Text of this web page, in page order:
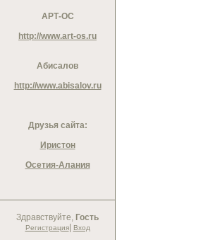
АРТ-ОС
http://www.art-os.ru
Абисалов
http://www.abisalov.ru
Друзья сайта:
Иристон
Осетия-Алания
Здравствуйте, Гость
Регистрация| Вход